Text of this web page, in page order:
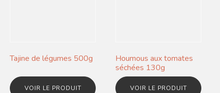
Tajine de légumes 500g
VOIR LE PRODUIT
Houmous aux tomates
séchées 130g
VOIR LE PRODUIT